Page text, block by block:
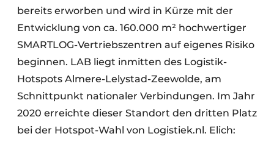
bereits erworben und wird in Kürze mit der
Entwicklung von ca. 160.000 m² hochwertiger
SMARTLOG-Vertriebszentren auf eigenes Risiko
beginnen. LAB liegt inmitten des Logistik-
Hotspots Almere-Lelystad-Zeewolde, am
Schnittpunkt nationaler Verbindungen. Im Jahr
2020 erreichte dieser Standort den dritten Platz
bei der Hotspot-Wahl von Logistiek.nl. Elich: